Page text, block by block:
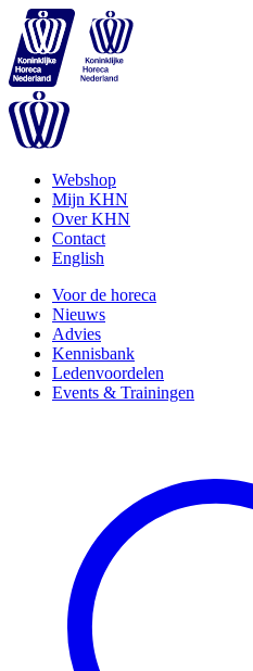
Webshop
Mijn KHN
Over KHN
Contact
English
Voor de horeca
Nieuws
Advies
Kennisbank
Ledenvoordelen
Events & Trainingen